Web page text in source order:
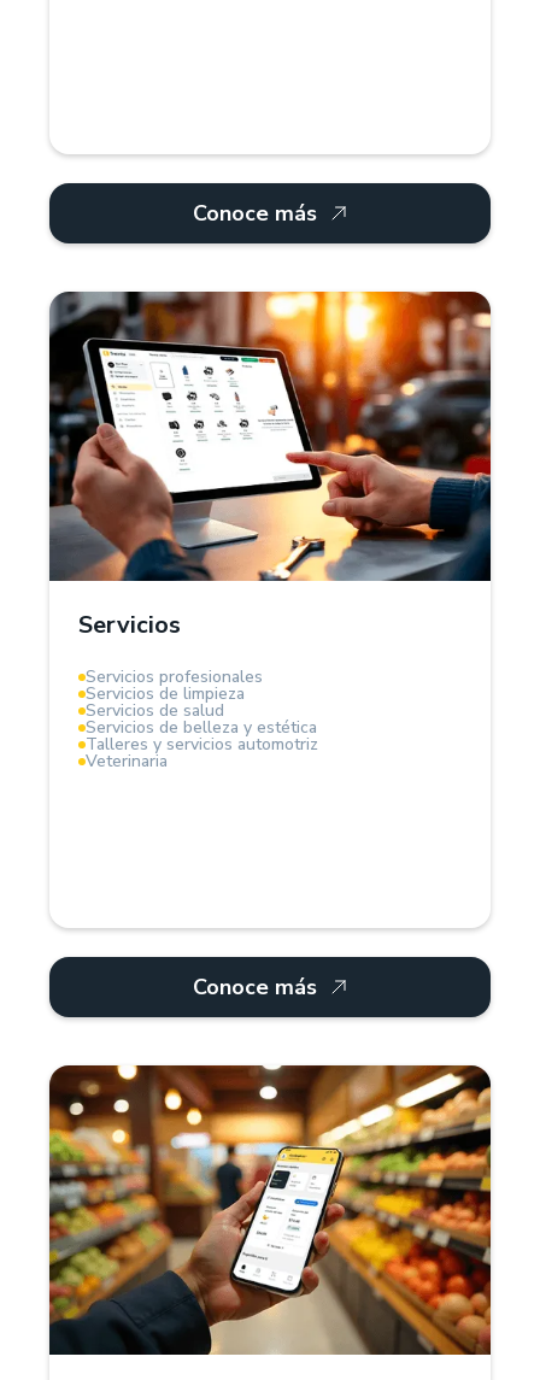
Conoce más
Servicios
Servicios profesionales
Servicios de limpieza
Servicios de salud
Servicios de belleza y estética
Talleres y servicios automotriz
Veterinaria
¿Por qué Treinta?
En el sector servicios, Treinta funciona como un
sistema de gestión integral que te permite
administrar clientes, proveedores, controlar
ingresos y egresos. Es ideal para servicios por
horas, contratos fijos o proyectos.
Mantén el control total de tu flujo de caja y rentabilidad.
Conoce más
¿Por qué Treinta?
Para mercados, Treinta ofrece un sistema POS y
software de gestión que facilita el control de
inventarios, proveedores y ventas. Administra
productos por kilos, litros o unidades, registra
deudas de clientes y genera facturas digitales.